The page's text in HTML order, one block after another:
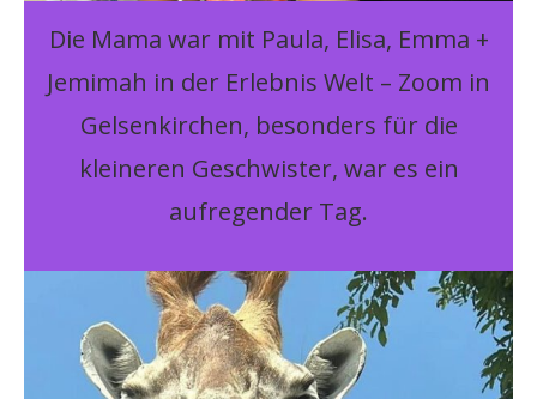
Die Mama war mit Paula, Elisa, Emma +
Jemimah in der Erlebnis Welt – Zoom in
Gelsenkirchen, besonders für die
kleineren Geschwister, war es ein
aufregender Tag.